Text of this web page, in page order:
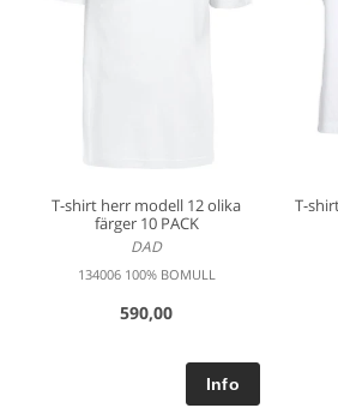
T-shirt herr modell 12 olika
färger 10 PACK
DAD
134006 100% BOMULL
590,00
T-